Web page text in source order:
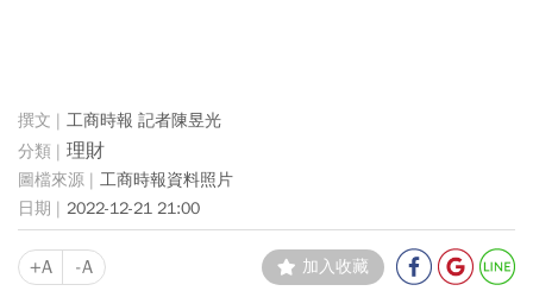
工商時報 記者陳昱光
理財
工商時報資料照片
2022-12-21 21:00
+A -A 加入收藏